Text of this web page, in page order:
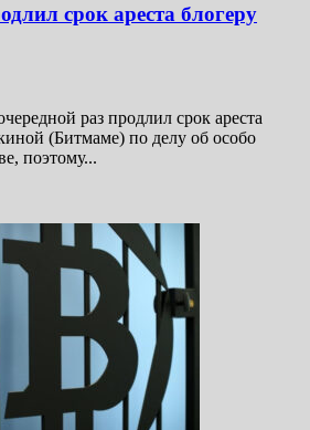
срок ареста блогеру
раз продлил срок ареста
(Битмаме) по делу об особо
поэтому...